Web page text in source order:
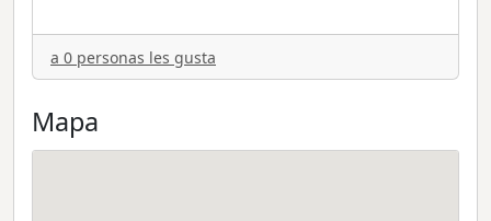
a 0 personas les gusta
Mapa